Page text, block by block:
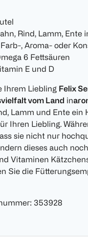
Rind, Lamm, Ente
, Aroma- oder
6 Fettsäuren
E und D
Ihrem Liebling Felix
vom Land in
Lamm und Ente ein
Ihren Liebling.
sie nicht nur
dieses auch
Vitaminen
Sie die
: 353928